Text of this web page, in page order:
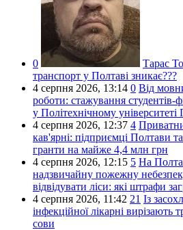
0 Тарас
транспорт у Полтаві зникає???
4 серпня 2026, 13:14 0 Від
роботи: стажування студентів-
у Політехнічному університеті
4 серпня 2026, 12:37 4
кав'ярні: підприємці Полтави
гранти на майже 4,4 млн грн
4 серпня 2026, 12:15 5 На
надзвичайну пожежну
відвідувати ліси: які штрафи
4 серпня 2026, 11:42 21 Із
інфекційної лікарні вирізають
сови